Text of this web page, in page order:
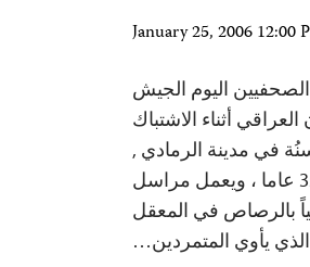
January 25, 2006 12:00
لجنة حماية الصحفيين اليوم الجيش
أثناء الاشتباك
في مدينة الرمادي ,
حيث لقي محمود زعل الذي يبلغ من العمر 35 عاما ، ويعمل مراسل
بالرصاص في المعقل
الذي يأوي المتمردين…